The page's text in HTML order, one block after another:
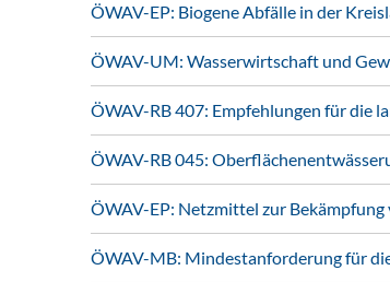
ÖWAV-EP: Biogene Abfälle in der
ÖWAV-UM: Wasserwirtschaft und
ÖWAV-RB 407: Empfehlungen für die
ÖWAV-RB 045:
ÖWAV-EP: Netzmittel zur
ÖWAV-MB: Mindestanforderung für